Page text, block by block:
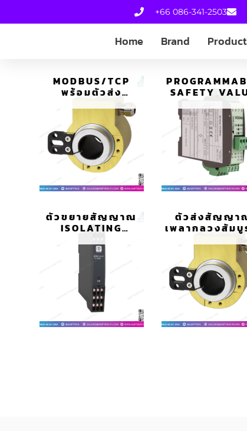
+66 086-341-2503
Home Brand Product
MODBUS/TCP
พร้อมตัวส่ง
สัญญาณ POE
HOLLOW-SHAFT
สำหรับตำแหน่ง
เชิงมุม รุ่น KINAX
HW730
SAFETY
CONVERTER
SINEAX
ตัวขยายสัญญาณ
ISOLATING
AMPLIFIER
UNIPOLAR/BIPO
LAR รุ่น RISH
DUCER
ตัวส่งสัญญา
เพลากลวงสัมบู
สำหรับตำแหน่ง
เชิงมุม รุ่น
HW730/
EX